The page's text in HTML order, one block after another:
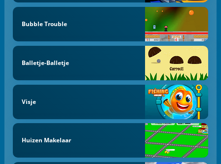
Bubble Trouble
Balletje-Balletje
Visje
Huizen Makelaar